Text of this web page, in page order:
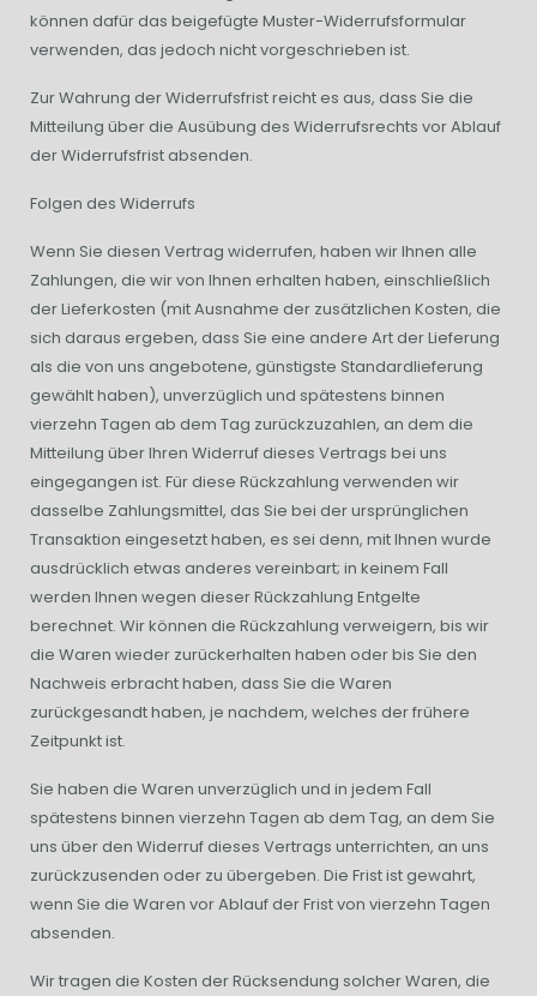
können dafür das beigefügte Muster-Widerrufsformular
verwenden, das jedoch nicht vorgeschrieben ist.
Zur Wahrung der Widerrufsfrist reicht es aus, dass Sie die
Mitteilung über die Ausübung des Widerrufsrechts vor Ablauf
der Widerrufsfrist absenden.
Folgen des Widerrufs
Wenn Sie diesen Vertrag widerrufen, haben wir Ihnen alle
Zahlungen, die wir von Ihnen erhalten haben, einschließlich
der Lieferkosten (mit Ausnahme der zusätzlichen Kosten, die
sich daraus ergeben, dass Sie eine andere Art der Lieferung
als die von uns angebotene, günstigste Standardlieferung
gewählt haben), unverzüglich und spätestens binnen
vierzehn Tagen ab dem Tag zurückzuzahlen, an dem die
Mitteilung über Ihren Widerruf dieses Vertrags bei uns
eingegangen ist. Für diese Rückzahlung verwenden wir
dasselbe Zahlungsmittel, das Sie bei der ursprünglichen
Transaktion eingesetzt haben, es sei denn, mit Ihnen wurde
ausdrücklich etwas anderes vereinbart; in keinem Fall
werden Ihnen wegen dieser Rückzahlung Entgelte
berechnet. Wir können die Rückzahlung verweigern, bis wir
die Waren wieder zurückerhalten haben oder bis Sie den
Nachweis erbracht haben, dass Sie die Waren
zurückgesandt haben, je nachdem, welches der frühere
Zeitpunkt ist.
Sie haben die Waren unverzüglich und in jedem Fall
spätestens binnen vierzehn Tagen ab dem Tag, an dem Sie
uns über den Widerruf dieses Vertrags unterrichten, an uns
zurückzusenden oder zu übergeben. Die Frist ist gewahrt,
wenn Sie die Waren vor Ablauf der Frist von vierzehn Tagen
absenden.
Wir tragen die Kosten der Rücksendung solcher Waren, die